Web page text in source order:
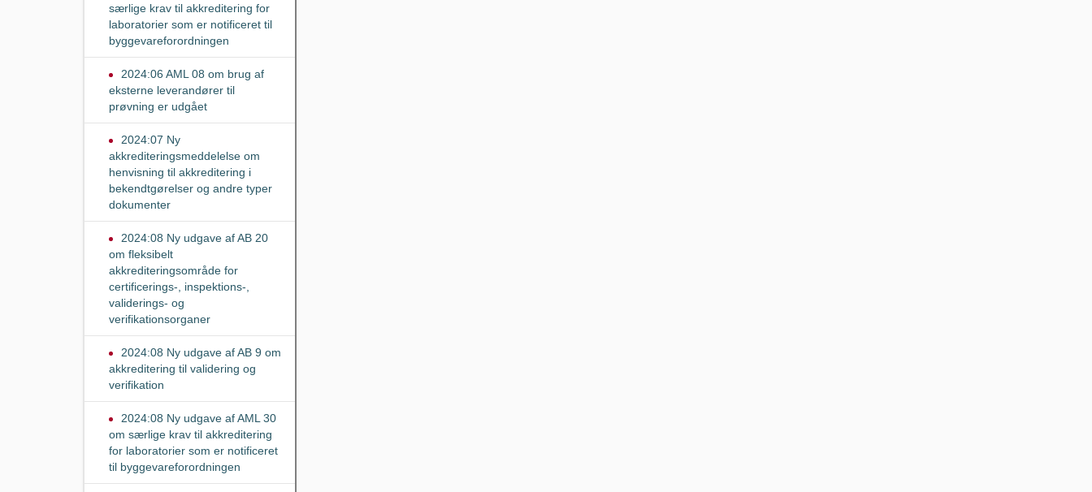
særlige krav til akkreditering for
laboratorier som er notificeret til
byggevareforordningen
2024:06 AML 08 om brug af
eksterne leverandører til
prøvning er udgået
2024:07 Ny
akkrediteringsmeddelelse om
henvisning til akkreditering i
bekendtgørelser og andre typer
dokumenter
2024:08 Ny udgave af AB 20
om fleksibelt
akkrediteringsområde for
certificerings-, inspektions-,
validerings- og
verifikationsorganer
2024:08 Ny udgave af AB 9 om
akkreditering til validering og
verifikation
2024:08 Ny udgave af AML 30
om særlige krav til akkreditering
for laboratorier som er notificeret
til byggevareforordningen